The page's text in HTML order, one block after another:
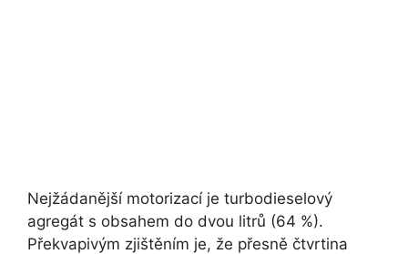
Nejžádanější motorizací je turbodieselový
agregát s obsahem do dvou litrů (64 %).
Překvapivým zjištěním je, že přesně čtvrtina